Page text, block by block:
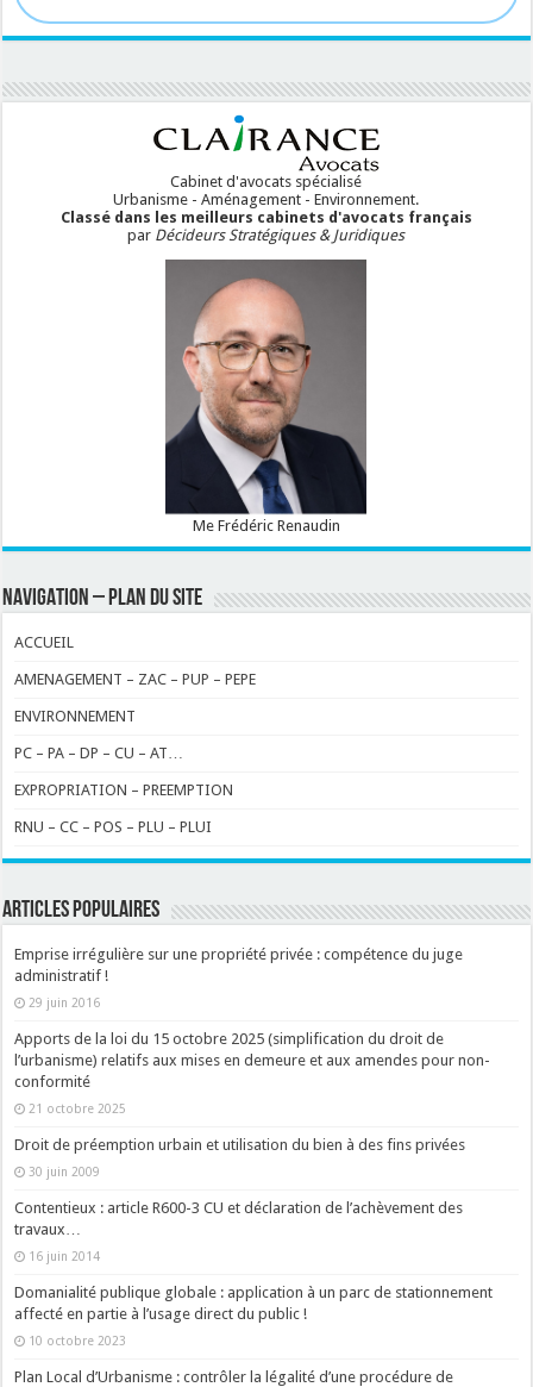
Cabinet d'avocats spécialisé
Urbanisme - Aménagement - Environnement.
Classé dans les meilleurs cabinets d'avocats français
par Décideurs Stratégiques & Juridiques
Me Frédéric Renaudin
NAVIGATION – PLAN DU SITE
ACCUEIL
AMENAGEMENT – ZAC – PUP – PEPE
ENVIRONNEMENT
PC – PA – DP – CU – AT…
EXPROPRIATION – PREEMPTION
RNU – CC – POS – PLU – PLUI
ARTICLES POPULAIRES
Emprise irrégulière sur une propriété privée : compétence du juge
administratif !
29 juin 2016
Apports de la loi du 15 octobre 2025 (simplification du droit de
l’urbanisme) relatifs aux mises en demeure et aux amendes pour non-
conformité
21 octobre 2025
Droit de préemption urbain et utilisation du bien à des fins privées
30 juin 2009
Contentieux : article R600-3 CU et déclaration de l’achèvement des
travaux…
16 juin 2014
Domanialité publique globale : application à un parc de stationnement
affecté en partie à l’usage direct du public !
10 octobre 2023
Plan Local d’Urbanisme : contrôler la légalité d’une procédure de